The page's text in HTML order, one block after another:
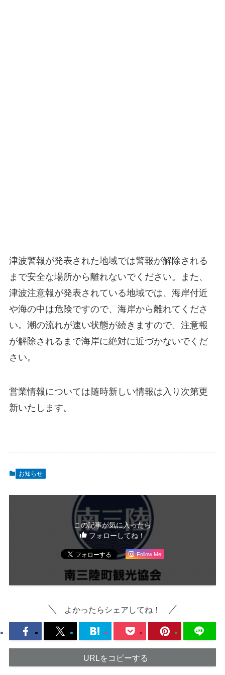
津波警報が発表された地域では警報が解除される
まで安全な場所から離れないでください。また、
津波注意報が発表されている地域では、海岸付近
や海の中は危険ですので、海岸から離れてくださ
い。潮の流れが速い状態が続きますので、注意報
が解除されるまで海岸に絶対に近づかないでくだ
さい。
営業情報については随時新しい情報は入り次第更
新いたします。
お知らせ
この記事が気に入ったら
フォローしてね！
Follow Me
よかったらシェアしてね！
URLをコピーする